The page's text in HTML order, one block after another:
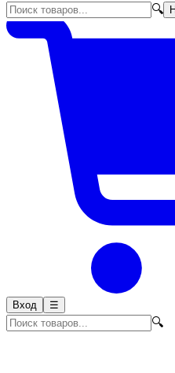
🔍
Вход ☰
🔍